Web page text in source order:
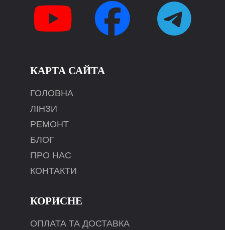
КАРТА САЙТА
ГОЛОВНА
ЛІНЗИ
РЕМОНТ
БЛОГ
ПРО НАС
КОНТАКТИ
КОРИСНЕ
ОПЛАТА ТА ДОСТАВКА